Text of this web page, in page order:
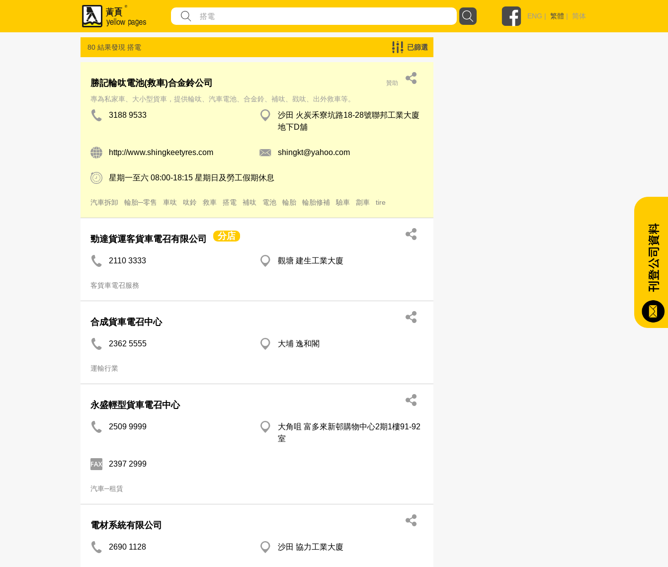
ENG | 繁體 | 简体
80 結果發現 搭電 已篩選
勝記輪呔電池(救車)合金鈴公司 贊助
專為私家車、大小型貨車，提供輪呔、汽車電池、合金鈴、補呔、戥呔、出外救車等。
3188 9533
沙田 火炭禾寮坑路18-28號聯邦工業大廈
地下D舖
http://www.shingkeetyres.com shingkt@yahoo.com
星期一至六 08:00-18:15 星期日及勞工假期休息
汽車拆卸 輪胎─零售 車呔 呔鈴 救車 搭電 補呔 電池 輪胎 輪胎修補 驗車 劏車 tire
勁達貨運客貨車電召有限公司 分店
2110 3333 觀塘 建生工業大廈
客貨車電召服務
合成貨車電召中心
2362 5555 大埔 逸和閣
運輸行業
永盛輕型貨車電召中心
2509 9999
大角咀 富多來新邨購物中心2期1樓91-92
室
2397 2999
汽車─租賃
電材系統有限公司
2690 1128 沙田 協力工業大廈